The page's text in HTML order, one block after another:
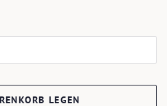
LEGEN